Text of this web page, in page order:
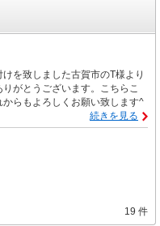
を致しました古賀市のT様より
がとうございます。こちらこ
らもよろしくお願い致します^
続きを見る
19 件